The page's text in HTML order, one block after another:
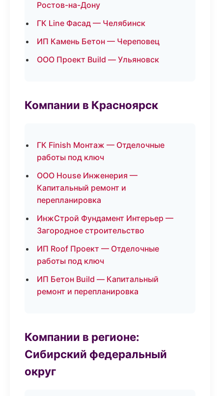
Ростов-на-Дону
ГК Line Фасад — Челябинск
ИП Камень Бетон — Череповец
ООО Проект Build — Ульяновск
Компании в Красноярск
ГК Finish Монтаж — Отделочные
работы под ключ
ООО House Инженерия —
Капитальный ремонт и
перепланировка
ИнжСтрой Фундамент Интерьер —
Загородное строительство
ИП Roof Проект — Отделочные
работы под ключ
ИП Бетон Build — Капитальный
ремонт и перепланировка
Компании в регионе:
Сибирский федеральный
округ